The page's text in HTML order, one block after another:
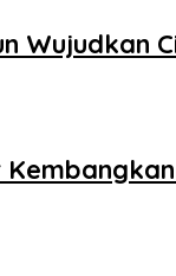
Wujudkan